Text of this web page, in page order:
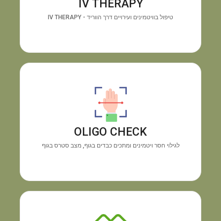
IV THERAPY
טיפול בוויטמינים ועירויים דרך הווריד - IV THERAPY
האנרגיה ושיפור החיוניות תוך זמן קצר.
OLIGO CHECK
לגילוי חסר ויטמינים ומתכים כבדים בגוף, מצב סטרס בגוף
בדיקה טכנולוגית מיידית דרך כף היד.
חוסרים בוויטמינים ומינרלים והצטברות מתכות רעילות,
ללא צורך בבדיקת דם.